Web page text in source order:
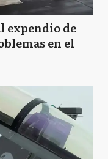
expendio de
en el